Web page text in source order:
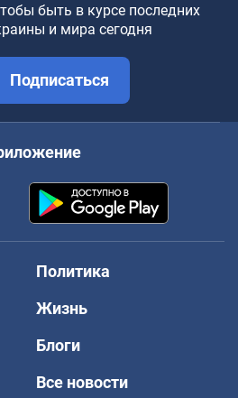
быть в курсе последних
и мира сегодня
Подписаться
Политика
Жизнь
Блоги
Все новости